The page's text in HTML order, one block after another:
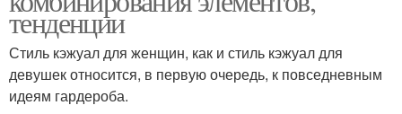
тенденции
Стиль кэжуал для женщин, как и стиль кэжуал для
девушек относится, в первую очередь, к повседневным
идеям гардероба.